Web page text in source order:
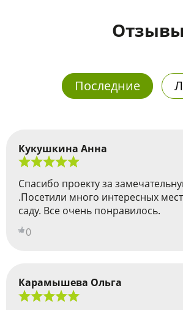
Отзывы
Последние
Кукушкина Анна
Спасибо проекту за
.Посетили много интересных
саду. Все очень понравилось.
0
Карамышева Ольга